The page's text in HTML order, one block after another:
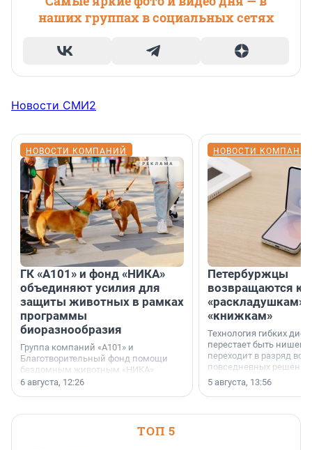
наших группах в социальных сетях
Новости СМИ2
НОВОСТИ КОМПАНИЙ
ГК «А101» и фонд «НИКА»
объединяют усилия для
защиты животных в рамках
программы
биоразнообразия
Группа компаний «А101» и
Благотворительный фонд помощи
бездомным животным «НИКА»
заключили соглашение о
6 августа, 12:26
НОВОСТИ
Петербуржцы
возвращаются к
«раскладушкам»
«книжкам»
Технология гибких
перестает быть
переходит в разряд
повседневных
5 августа, 13:56
ТОП 5